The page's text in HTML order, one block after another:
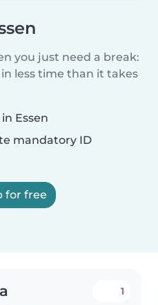
you just need a break:
less time than it takes
Essen
mandatory ID
for free
1